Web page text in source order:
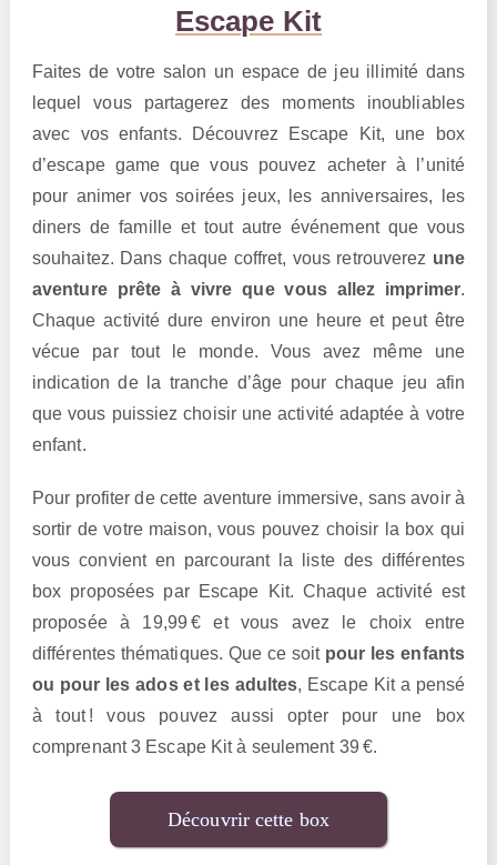
Escape Kit
Faites de votre salon un espace de jeu illimité dans
lequel vous partagerez des moments inoubliables
avec vos enfants. Découvrez Escape Kit, une box
d’escape game que vous pouvez acheter à l’unité
pour animer vos soirées jeux, les anniversaires, les
diners de famille et tout autre événement que vous
souhaitez. Dans chaque coffret, vous retrouverez une
aventure prête à vivre que vous allez imprimer.
Chaque activité dure environ une heure et peut être
vécue par tout le monde. Vous avez même une
indication de la tranche d’âge pour chaque jeu afin
que vous puissiez choisir une activité adaptée à votre
enfant.
Pour profiter de cette aventure immersive, sans avoir à
sortir de votre maison, vous pouvez choisir la box qui
vous convient en parcourant la liste des différentes
box proposées par Escape Kit. Chaque activité est
proposée à 19,99 € et vous avez le choix entre
différentes thématiques. Que ce soit pour les enfants
ou pour les ados et les adultes, Escape Kit a pensé
à tout ! vous pouvez aussi opter pour une box
comprenant 3 Escape Kit à seulement 39 €.
Découvrir cette box